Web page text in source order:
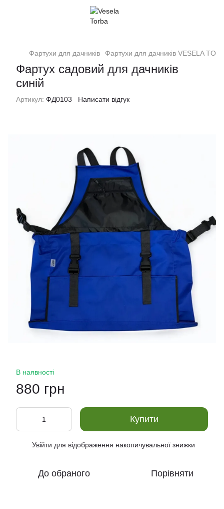
Фартухи для дачників Фартухи для дачників VESELA
Фартух садовий для дачників
синій
Артикул: ФД0103 Написати відгук
В наявності
880 грн
Купити
Увійти для відображення накопичувальної знижки
До обраного Порівняти